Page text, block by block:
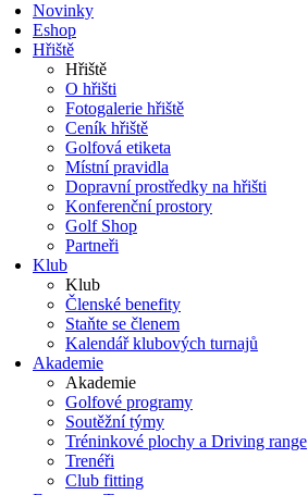
Novinky
Eshop
Hřiště
Hřiště
O hřišti
Fotogalerie hřiště
Ceník hřiště
Golfová etiketa
Místní pravidla
Dopravní prostředky na hřišti
Konferenční prostory
Golf Shop
Partneři
Klub
Klub
Členské benefity
Staňte se členem
Kalendář klubových turnajů
Akademie
Akademie
Golfové programy
Soutěžní týmy
Tréninkové plochy a Driving range
Trenéři
Club fitting